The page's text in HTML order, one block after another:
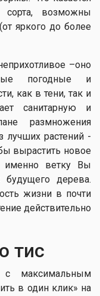
возможны
яркого до более
–оно
погодные и
как в тени, так и
санитарную и
размножения
лучших растений -
вырастить новое
именно ветку Вы
будущего дерева.
жизни в почти
действительно
тис
максимальным
в один клик» на